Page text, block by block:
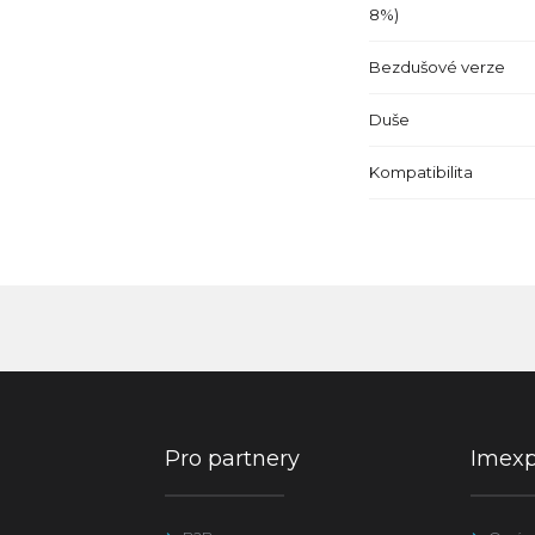
8%)
Bezdušové verze
Duše
Kompatibilita
Pro partnery